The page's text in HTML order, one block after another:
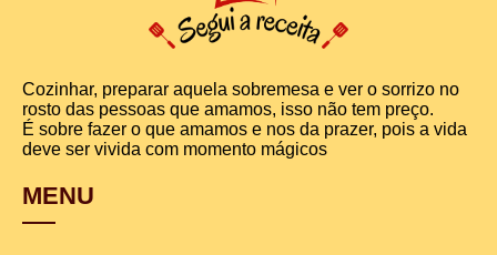
Cozinhar, preparar aquela sobremesa e ver o sorrizo no
rosto das pessoas que amamos, isso não tem preço.
É sobre fazer o que amamos e nos da prazer, pois a vida
deve ser vivida com momento mágicos
MENU